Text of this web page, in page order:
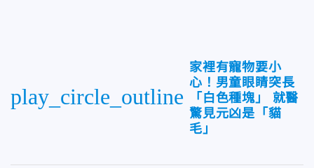
play_circle_outline
家裡有寵物要小
心！男童眼睛突長
「白色種塊」 就醫
驚見元凶是「貓
毛」